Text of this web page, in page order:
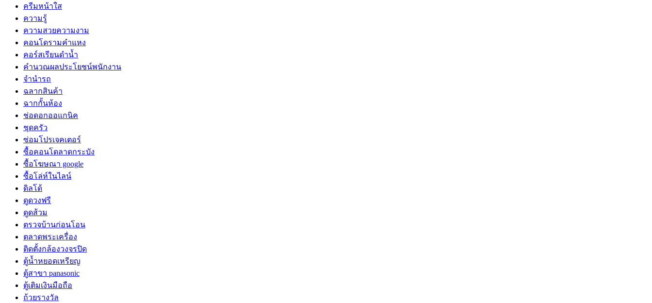
ครีมหน้าใส
ความรู้
ความสวยความงาม
คอนโดรามคำแหง
คอร์สเรียนดำน้ำ
คำนวณผลประโยชน์พนักงาน
จำนำรถ
ฉลากสินค้า
ฉากกั้นห้อง
ช่อดอกออแกนิค
ชุดครัว
ซ่อมโปรเจคเตอร์
ซื้อคอนโดลาดกระบัง
ซื้อโฆษณา google
ซื้อโล่ห์ในไลน์
ดิลโด้
ดูดวงฟรี
ดูดส้วม
ตรวจบ้านก่อนโอน
ตลาดพระเครื่อง
ติดตั้งกล้องวงจรปิด
ตู้น้ำหยอดเหรียญ
ตู้สาขา panasonic
ตู้เติมเงินมือถือ
ถ้วยรางวัล